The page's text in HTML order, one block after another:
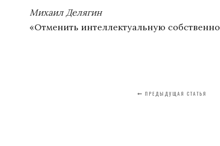
Михаил Делягин
«Отменить интеллектуальную
ПРЕДЫДУЩАЯ СТАТЬЯ